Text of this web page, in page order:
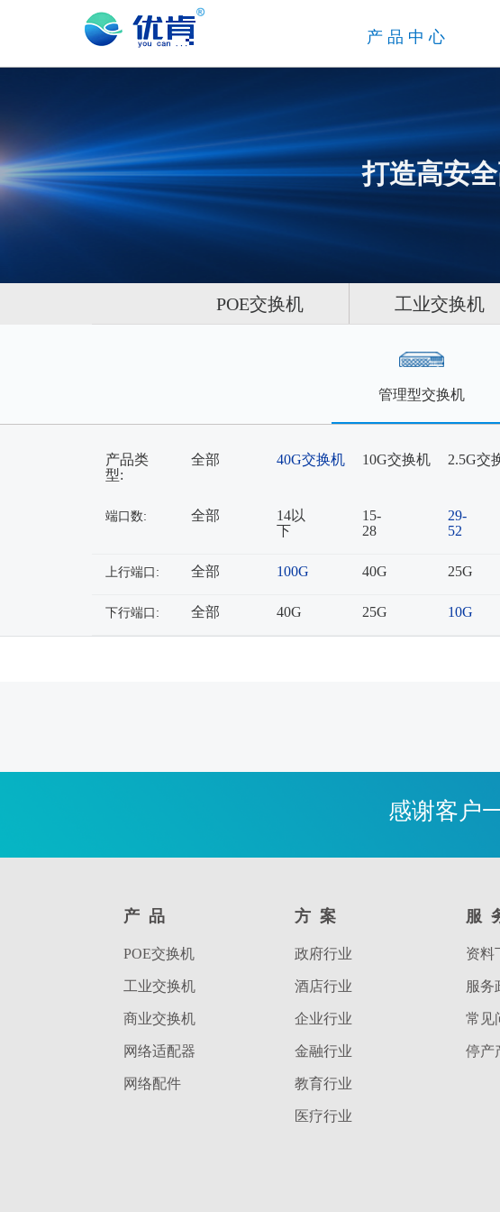
产品中心
打造高安
POE交换机 工业交换机
管理型交换机
产品类
型:
全部 40G交换机 10G交换机 2.5G交
端口数: 全部
14以
下
15-
28
29-
52
上行端口: 全部 100G 40G 25G
下行端口: 全部 40G 25G 10G
感谢客户
产品
POE交换机
工业交换机
商业交换机
网络适配器
网络配件
方案
政府行业
酒店行业
企业行业
金融行业
教育行业
医疗行业
服
资料
服务
常见
停产